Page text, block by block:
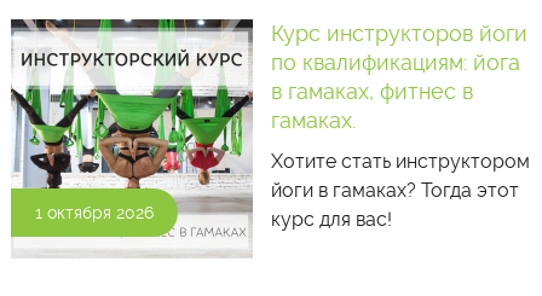
1 октября 2026
Курс инструкторов йоги
по квалификациям: йога
в гамаках, фитнес в
гамаках.
Хотите стать инструктором
йоги в гамаках? Тогда этот
курс для вас!